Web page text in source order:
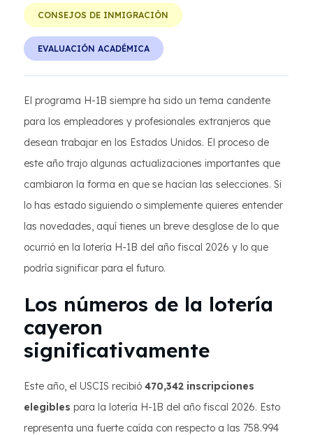
CONSEJOS DE INMIGRACIÓN
EVALUACIÓN ACADÉMICA
El programa H-1B siempre ha sido un tema candente
para los empleadores y profesionales extranjeros que
desean trabajar en los Estados Unidos. El proceso de
este año trajo algunas actualizaciones importantes que
cambiaron la forma en que se hacían las selecciones. Si
lo has estado siguiendo o simplemente quieres entender
las novedades, aquí tienes un breve desglose de lo que
ocurrió en la lotería H-1B del año fiscal 2026 y lo que
podría significar para el futuro.
Los números de la lotería
cayeron
significativamente
Este año, el USCIS recibió 470,342 inscripciones
elegibles para la lotería H-1B del año fiscal 2026. Esto
representa una fuerte caída con respecto a las 758.994